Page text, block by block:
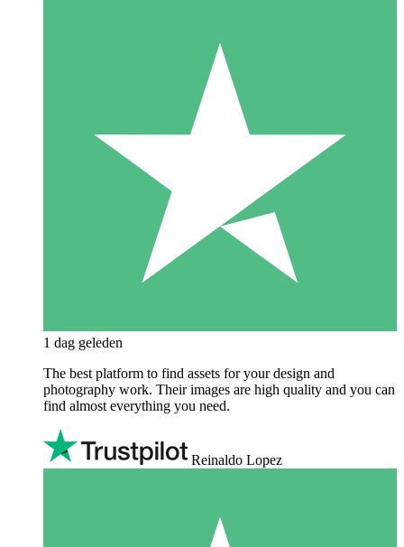
1 dag geleden
The best platform to find assets for your design and
photography work. Their images are high quality and you can
find almost everything you need.
Reinaldo Lopez